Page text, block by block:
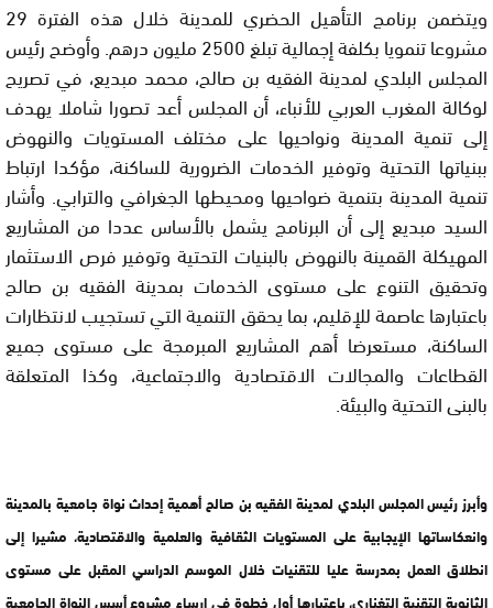
ويتضمن برنامج التأهيل الحضري للمدينة خلال هذه الفترة 29
مشروعا تنمويا بكلفة إجمالية تبلغ 2500 مليون درهم. وأوضح رئيس
المجلس البلدي لمدينة الفقيه بن صالح، محمد مبديع، في تصريح
لوكالة المغرب العربي للأنباء، أن المجلس أعد تصورا شاملا يهدف
إلى تنمية المدينة ونواحيها على مختلف المستويات والنهوض
ببنياتها التحتية وتوفير الخدمات الضرورية للساكنة، مؤكدا ارتباط
تنمية المدينة بتنمية ضواحيها ومحيطها الجغرافي والترابي. وأشار
السيد مبديع إلى أن البرنامج يشمل بالأساس عددا من المشاريع
المهيكلة القمينة بالنهوض بالبنيات التحتية وتوفير فرص الاستثمار
وتحقيق التنوع على مستوى الخدمات بمدينة الفقيه بن صالح
باعتبارها عاصمة للإقليم، بما يحقق التنمية التي تستجيب لانتظارات
الساكنة، مستعرضا أهم المشاريع المبرمجة على مستوى جميع
القطاعات والمجالات الاقتصادية والاجتماعية، وكذا المتعلقة
بالبنى التحتية والبيئة.
وأبرز رئيس المجلس البلدي لمدينة الفقيه بن صالح أهمية إحداث نواة جامعية بالمدينة
وانعكاساتها الإيجابية على المستويات الثقافية والعلمية والاقتصادية، مشيرا إلى
انطلاق العمل بمدرسة عليا للتقنيات خلال الموسم الدراسي المقبل على مستوى
الثانوية التقنية التغناري، باعتبارها أول خطوة في إرساء مشروع أسس النواة الجامعية